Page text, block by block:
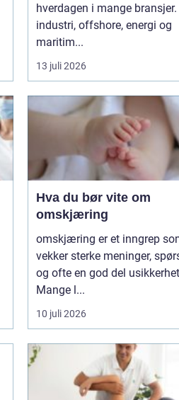
hverdagen i mange bransjer.
industri, offshore, energi og
maritim...
13 juli 2026
Hva du bør vite om
omskjæring
omskjæring er et inngrep
vekker sterke meninger,
og ofte en god del
Mange l...
10 juli 2026